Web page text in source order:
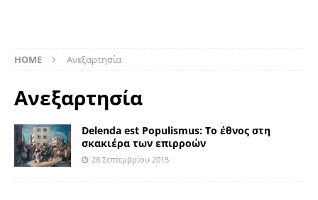
HOME Ανεξαρτησία
Ανεξαρτησία
Delenda est Populismus: Το έθνος στη
σκακιέρα των επιρροών
28 Σεπτεμβρίου 2015